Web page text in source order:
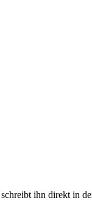
ihn direkt in